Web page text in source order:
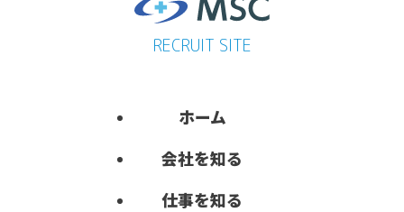
RECRUIT SITE
ホーム
会社を知る
仕事を知る